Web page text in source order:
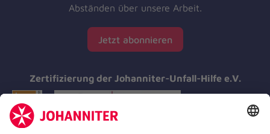
Abständen über unsere Arbeit.
Jetzt abonnieren
Zertifizierung der Johanniter-Unfall-Hilfe e.V.